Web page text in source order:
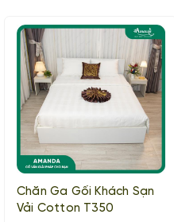
Chăn Ga Gối Khách Sạn
Vải Cotton T350